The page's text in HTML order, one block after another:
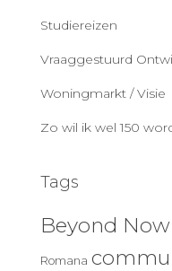
Studiereizen
Vraaggestuurd
Woningmarkt / Visie
Zo wil ik wel 150
Tags
Beyond Now
Romana